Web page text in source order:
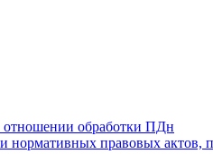
обработки ПДн
правовых актов,